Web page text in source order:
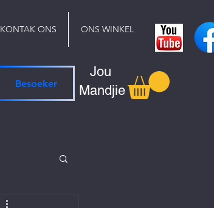
KONTAK ONS ONS WINKEL
Besoeker
Jou
Mandjie